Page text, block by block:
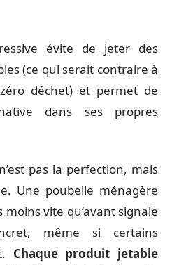
évite de jeter des
(ce qui serait contraire à
déchet) et permet de
dans ses propres
pas la perfection, mais
Une poubelle ménagère
vite qu’avant signale
même si certains
Chaque produit jetable